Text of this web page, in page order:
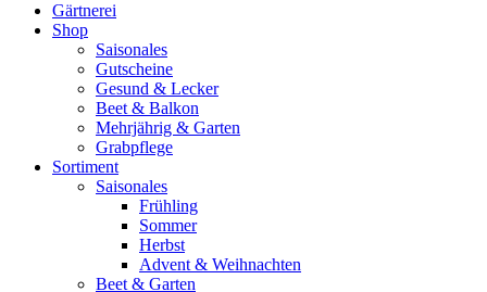
Gärtnerei
Shop
Saisonales
Gutscheine
Gesund & Lecker
Beet & Balkon
Mehrjährig & Garten
Grabpflege
Sortiment
Saisonales
Frühling
Sommer
Herbst
Advent & Weihnachten
Beet & Garten